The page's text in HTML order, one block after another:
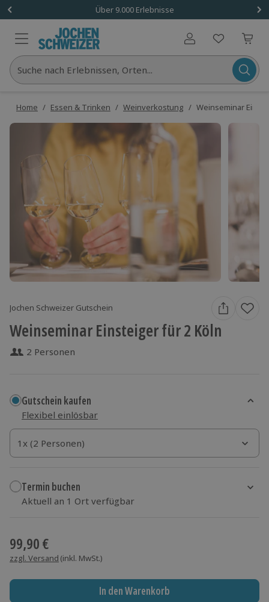
Über 9.000 Erlebnisse
Benutzerkonto
Suche nach Erlebnissen, Orten...
Home / Essen & Trinken / Weinverkostung / Weinseminar
Jochen Schweizer Gutschein
Weinseminar Einsteiger für 2 Köln
2 Personen
Gutschein kaufen
Flexibel einlösbar
1x (2 Personen)
1x (2 Personen)
1x (2 Personen)
Termin buchen
Aktuell an 1 Ort verfügbar
99,90 €
zzgl. Versand (inkl. MwSt.)
In den Warenkorb